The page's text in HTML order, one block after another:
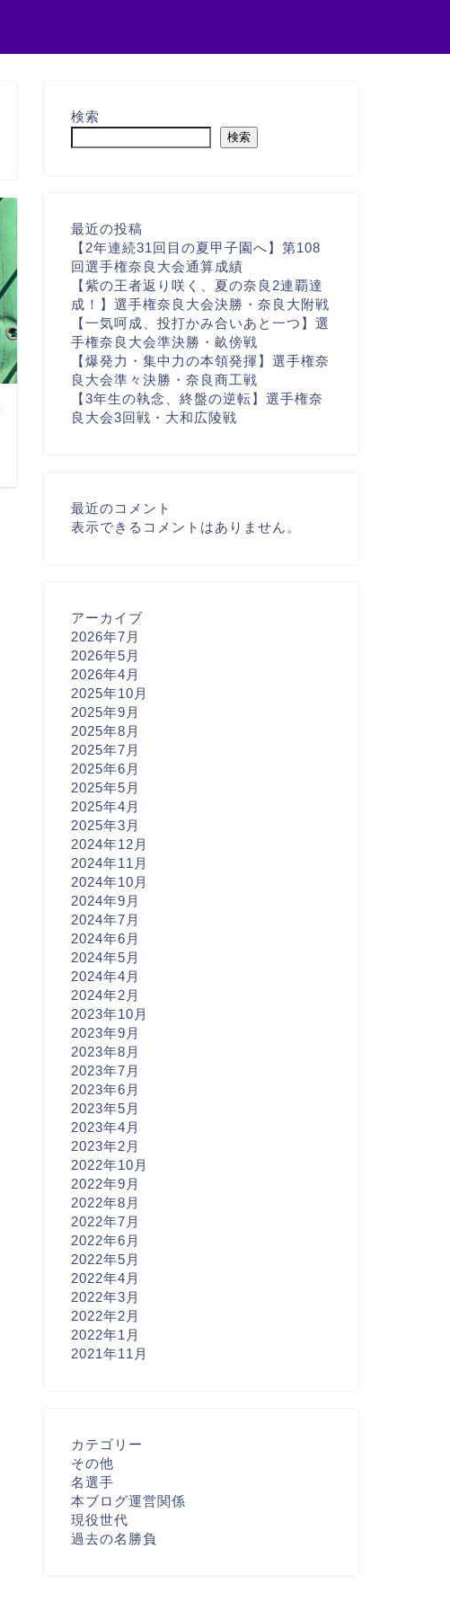
検索
検索
最近の投稿
【2年連続31回目の夏甲子園へ】第108
回選手権奈良大会通算成績
【紫の王者返り咲く、夏の奈良2連覇達
成！】選手権奈良大会決勝・奈良大附戦
【一気呵成、投打かみ合いあと一つ】選
手権奈良大会準決勝・畝傍戦
【爆発力・集中力の本領発揮】選手権奈
良大会準々決勝・奈良商工戦
【3年生の執念、終盤の逆転】選手権奈
良大会3回戦・大和広陵戦
最近のコメント
表示できるコメントはありません。
アーカイブ
2026年7月
2026年5月
2026年4月
2025年10月
2025年9月
2025年8月
2025年7月
2025年6月
2025年5月
2025年4月
2025年3月
2024年12月
2024年11月
2024年10月
2024年9月
2024年7月
2024年6月
2024年5月
2024年4月
2024年2月
2023年10月
2023年9月
2023年8月
2023年7月
2023年6月
2023年5月
2023年4月
2023年2月
2022年10月
2022年9月
2022年8月
2022年7月
2022年6月
2022年5月
2022年4月
2022年3月
2022年2月
2022年1月
2021年11月
カテゴリー
その他
名選手
本ブログ運営関係
現役世代
過去の名勝負